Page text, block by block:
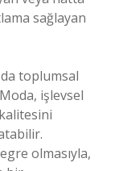
sağlayan
da toplumsal
işlevsel
olmasıyla,